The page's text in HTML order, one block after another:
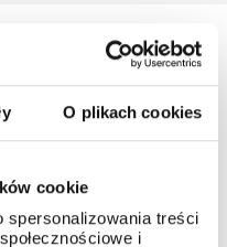
O plikach cookies
cookie
treści
i
obsługi w języku